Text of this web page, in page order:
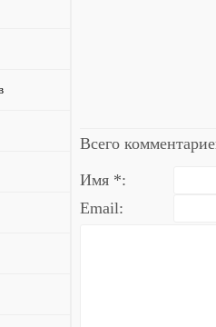
Всего
Имя *:
Email: